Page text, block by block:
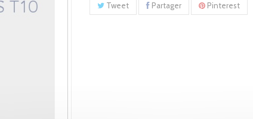
Tweet Partager Pinterest